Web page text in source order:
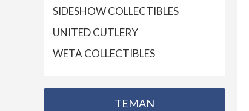
SIDESHOW COLLECTIBLES
UNITED CUTLERY
WETA COLLECTIBLES
TEMAN